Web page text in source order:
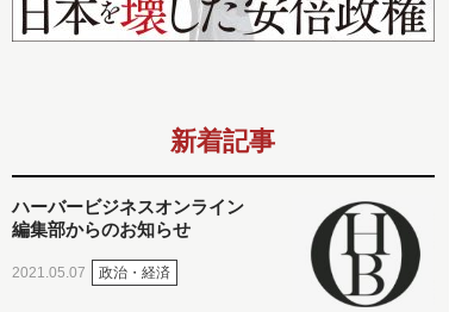
新着記事
ハーバービジネスオンライン
編集部からのお知らせ
2021.05.07 政治・経済